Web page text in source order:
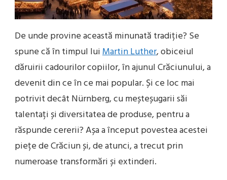
De unde provine această minunată tradiție? Se
spune că în timpul luiMartin Luther, obiceiul
dăruirii cadourilor copiilor, în ajunul Crăciunului, a
devenit din ce în ce mai popular. Și ce loc mai
potrivit decât Nürnberg, cu meșteșugarii săi
talentați și diversitatea de produse, pentru a
răspunde cererii? Așa a început povestea acestei
piețe de Crăciun și, de atunci, a trecut prin
numeroase transformări și extinderi.